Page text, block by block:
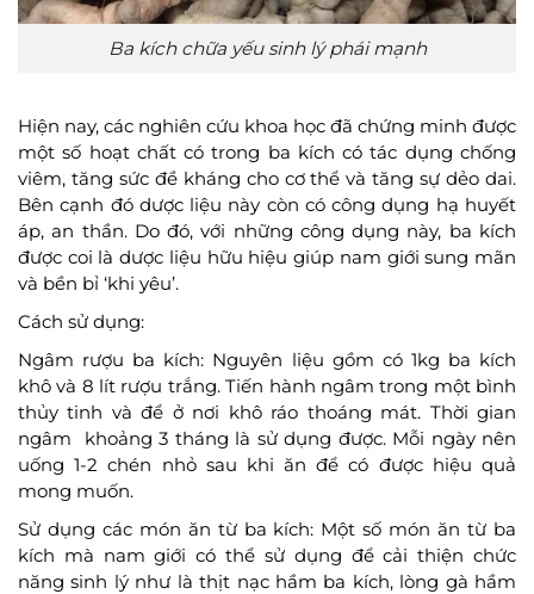
Ba kích chữa yếu sinh lý phái mạnh
Hiện nay, các nghiên cứu khoa học đã chứng minh được
một số hoạt chất có trong ba kích có tác dụng chống
viêm, tăng sức đề kháng cho cơ thể và tăng sự dẻo dai.
Bên cạnh đó dược liệu này còn có công dụng hạ huyết
áp, an thần. Do đó, với những công dụng này, ba kích
được coi là dược liệu hữu hiệu giúp nam giới sung mãn
và bền bỉ ‘khi yêu’.
Cách sử dụng:
Ngâm rượu ba kích: Nguyên liệu gồm có 1kg ba kích
khô và 8 lít rượu trắng. Tiến hành ngâm trong một bình
thủy tinh và để ở nơi khô ráo thoáng mát. Thời gian
ngâm khoảng 3 tháng là sử dụng được. Mỗi ngày nên
uống 1-2 chén nhỏ sau khi ăn để có được hiệu quả
mong muốn.
Sử dụng các món ăn từ ba kích: Một số món ăn từ ba
kích mà nam giới có thể sử dụng để cải thiện chức
năng sinh lý như là thịt nạc hầm ba kích, lòng gà hầm